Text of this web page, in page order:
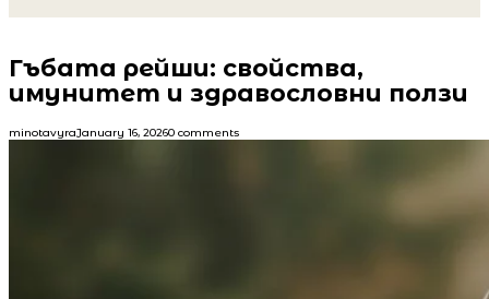
Гъбата рейши: свойства,
имунитет и здравословни ползи
minotavyraJanuary 16, 20260 comments